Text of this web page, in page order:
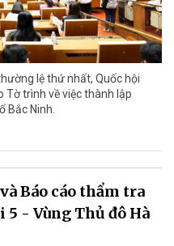
lệ thứ nhất, Quốc hội
Tờ trình về việc thành lập
Bắc Ninh.
Báo cáo thẩm tra
5 - Vùng Thủ đô Hà